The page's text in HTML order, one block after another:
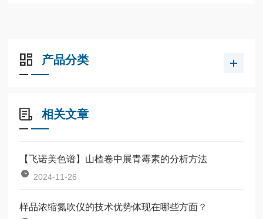
产品分类
相关文章
【飞诺美色谱】山楂卷中展青霉素的分析方法
2024-11-26
样品浓缩氮吹仪的技术优势体现在哪些方面？